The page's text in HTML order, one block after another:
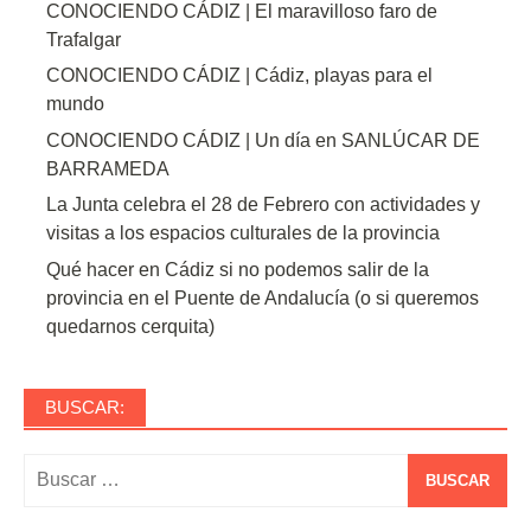
CONOCIENDO CÁDIZ | El maravilloso faro de
Trafalgar
CONOCIENDO CÁDIZ | Cádiz, playas para el
mundo
CONOCIENDO CÁDIZ | Un día en SANLÚCAR DE
BARRAMEDA
La Junta celebra el 28 de Febrero con actividades y
visitas a los espacios culturales de la provincia
Qué hacer en Cádiz si no podemos salir de la
provincia en el Puente de Andalucía (o si queremos
quedarnos cerquita)
BUSCAR: